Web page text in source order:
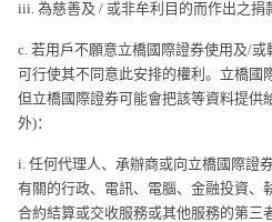
iii. 為慈善及 / 或非牟利目的而作出之捐
c. 若用戶不願意立橋國際證券使用及/
可行使其不同意此安排的權利。立橋國
但立橋國際證券可能會把該等資料提供
外)：
i. 任何代理人、承辦商或向立橋國際證
有關的行政、電訊、電腦、金融投資、
合約結算或交收服務或其他服務的第三